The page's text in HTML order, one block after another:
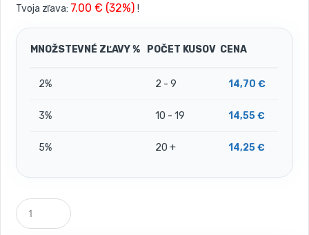
Tvoja zľava: 7.00 € (32%) !
MNOŽSTEVNÉ ZĽAVY % POČET KUSOV CENA
2% 2 - 9 14,70 €
3% 10 - 19 14,55€
5% 20 + 14,25€
P
o
č